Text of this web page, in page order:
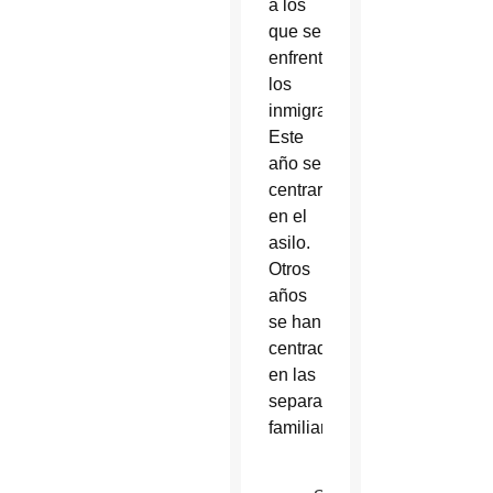
a los
que se
enfrentan
los
inmigrantes.
Este
año se
centraron
en el
asilo.
Otros
años
se han
centrado
en las
separaciones
familiares.